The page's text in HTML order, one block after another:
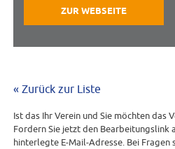
ZUR WEBSEITE
« Zurück zur Liste
Ist das Ihr Verein und Sie möchten das
Fordern Sie jetzt den Bearbeitungslink
hinterlegte E-Mail-Adresse. Bei Fragen